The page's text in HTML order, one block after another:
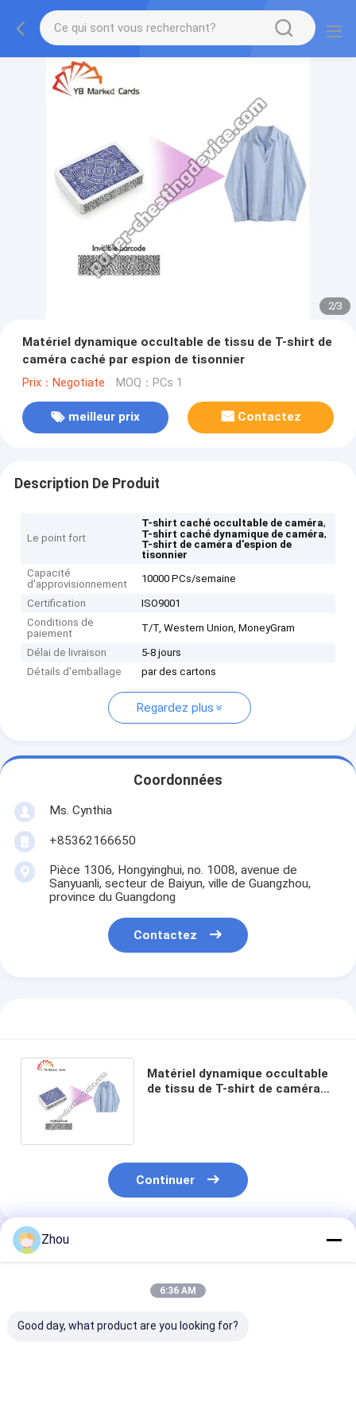
2/3
Matériel dynamique occultable de tissu de T-shirt de
caméra caché par espion de tisonnier
Prix：Negotiate MOQ：PCs 1
meilleur prix Contactez
Description De Produit
Le point fort
T-shirt caché occultable de caméra,
T-shirt caché dynamique de caméra,
T-shirt de caméra d'espion de
tisonnier
Capacité
d'approvisionnement
10000 PCs/semaine
Certification
ISO9001
Conditions de
paiement
T/T, Western Union, MoneyGram
Délai de livraison
5-8 jours
Détails d'emballage
par des cartons
Regardez plus
Coordonnées
Ms. Cynthia
‪+85362166650‬
Pièce 1306, Hongyinghui, no. 1008, avenue de
Sanyuanli, secteur de Baiyun, ville de Guangzhou,
province du Guangdong
Contactez
Matériel dynamique occultable
de tissu de T-shirt de caméra
Continuer
Produits Recommandés
Zhou
6:36 AM
Good day, what product are you looking for?